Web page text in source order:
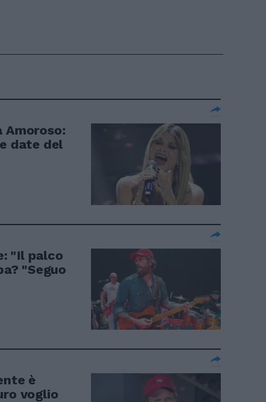
Amoroso:
date del
"Il palco
"Seguo
è
voglio